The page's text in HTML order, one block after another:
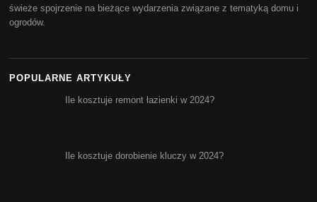
świeże spojrzenie na bieżące wydarzenia związane z tematyką domu i
ogrodów.
POPULARNE ARTYKUŁY
Ile kosztuje remont łazienki w 2024?
Ile kosztuje dorobienie kluczy w 2024?